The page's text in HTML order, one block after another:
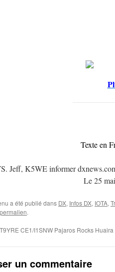
Texte en
Jeff, K5WE informer
Le 25
a été publié dans DX, Infos DX, IOTA,
.
CE1/I1SNW Pajaros Rocks Huaira
un commentaire